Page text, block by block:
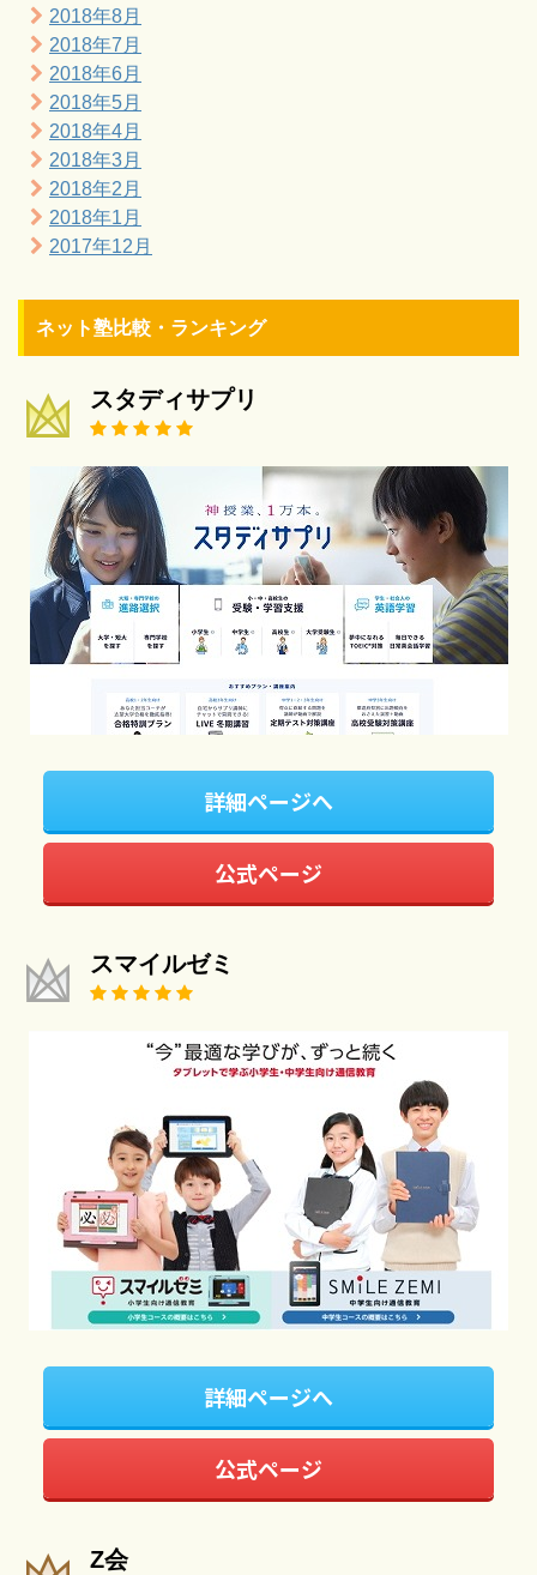
2018年8月
2018年7月
2018年6月
2018年5月
2018年4月
2018年3月
2018年2月
2018年1月
2017年12月
ネット塾比較・ランキング
スタディサプリ
詳細ページへ
公式ページ
スマイルゼミ
詳細ページへ
公式ページ
Z会